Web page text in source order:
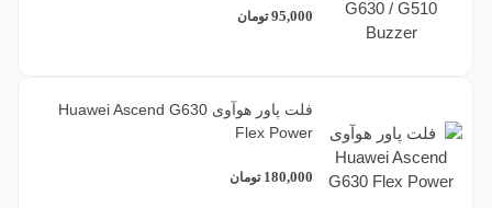
95,000 تومان
فلت پاور هوآوی Huawei Ascend G630
Flex Power
180,000 تومان